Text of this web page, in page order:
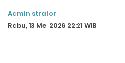
Administrator
Rabu, 13 Mei 2026 22:21 WIB